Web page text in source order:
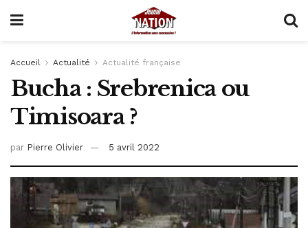
Accueil Actualité Actualité française
Bucha : Srebrenica ou
Timisoara ?
par Pierre Olivier 5 avril 2022